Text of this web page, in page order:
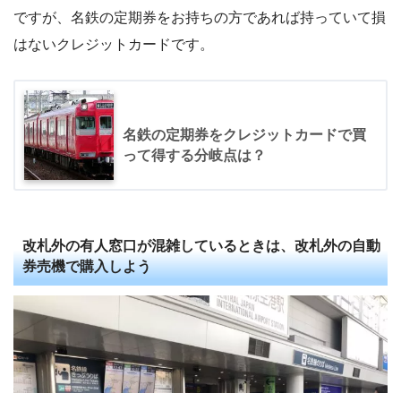
ですが、名鉄の定期券をお持ちの方であれば持っていて損
はないクレジットカードです。
名鉄の定期券をクレジットカードで買
って得する分岐点は？
改札外の有人窓口が混雑しているときは、改札外の自動
券売機で購入しよう